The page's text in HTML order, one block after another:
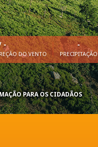
-
DO VENTO
-
PRECIPITAÇÃO
PARA OS CIDADÃOS